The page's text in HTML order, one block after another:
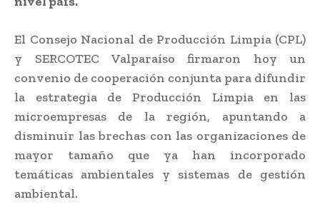
El Consejo Nacional de Producción Limpia (CPL)
y SERCOTEC Valparaíso firmaron hoy un
convenio de cooperación conjunta para difundir
la estrategia de Producción Limpia en las
microempresas de la región, apuntando a
disminuir las brechas con las organizaciones de
mayor tamaño que ya han incorporado
temáticas ambientales y sistemas de gestión
ambiental.